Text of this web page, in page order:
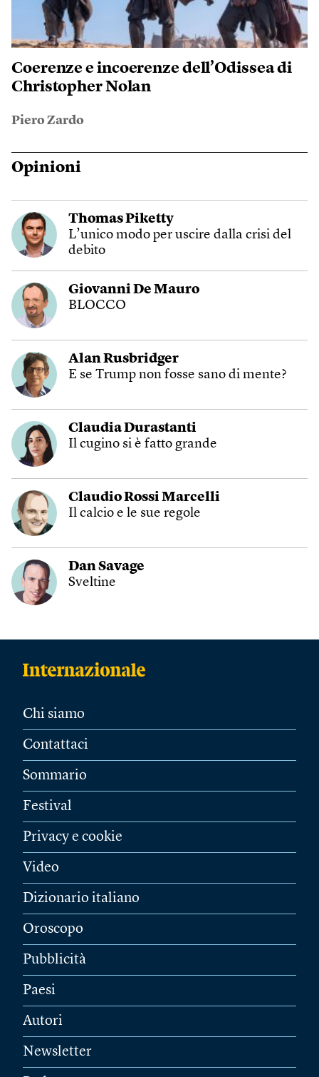
Coerenze e incoerenze dell’Odissea di
Christopher Nolan
Piero Zardo
Opinioni
Thomas Piketty
L’unico modo per uscire dalla crisi del
debito
Giovanni De Mauro
BLOCCO
Alan Rusbridger
E se Trump non fosse sano di mente?
Claudia Durastanti
Il cugino si è fatto grande
Claudio Rossi Marcelli
Il calcio e le sue regole
Dan Savage
Sveltine
Chi siamo
Contattaci
Sommario
Festival
Privacy e cookie
Video
Dizionario italiano
Oroscopo
Pubblicità
Paesi
Autori
Newsletter